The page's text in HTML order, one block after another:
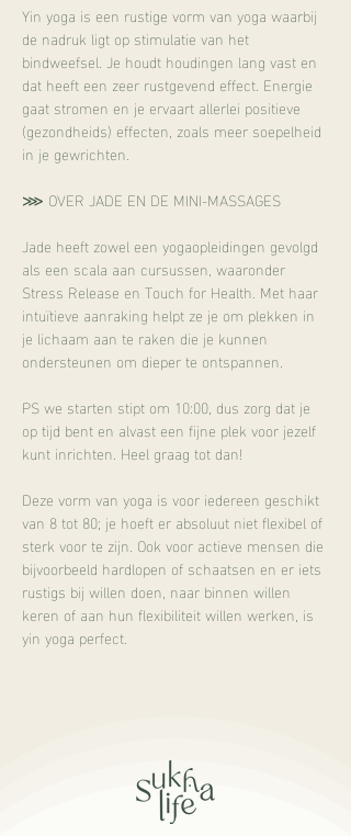
Yin yoga is een rustige vorm van yoga waarbij
de nadruk ligt op stimulatie van het
bindweefsel. Je houdt houdingen lang vast en
dat heeft een zeer rustgevend effect. Energie
gaat stromen en je ervaart allerlei positieve
(gezondheids) effecten, zoals meer soepelheid
in je gewrichten.
⋙ OVER JADE EN DE MINI-MASSAGES
Jade heeft zowel een yogaopleidingen gevolgd
als een scala aan cursussen, waaronder
Stress Release en Touch for Health. Met haar
intuïtieve aanraking helpt ze je om plekken in
je lichaam aan te raken die je kunnen
ondersteunen om dieper te ontspannen.
PS we starten stipt om 10:00, dus zorg dat je
op tijd bent en alvast een fijne plek voor jezelf
kunt inrichten. Heel graag tot dan!
Deze vorm van yoga is voor iedereen geschikt
van 8 tot 80; je hoeft er absoluut niet flexibel of
sterk voor te zijn. Ook voor actieve mensen die
bijvoorbeeld hardlopen of schaatsen en er iets
rustigs bij willen doen, naar binnen willen
keren of aan hun flexibiliteit willen werken, is
yin yoga perfect.